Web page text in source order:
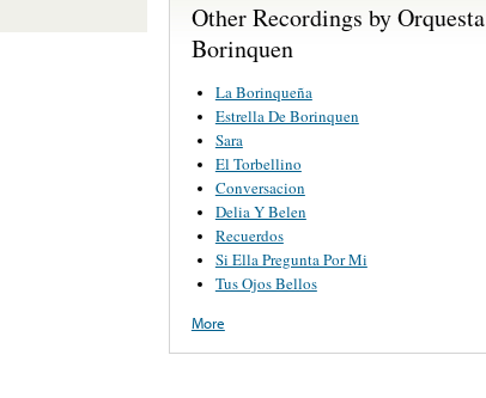
Other Recordings by Orquesta
Borinquen
La Borinqueña
Estrella De Borinquen
Sara
El Torbellino
Conversacion
Delia Y Belen
Recuerdos
Si Ella Pregunta Por Mi
Tus Ojos Bellos
More